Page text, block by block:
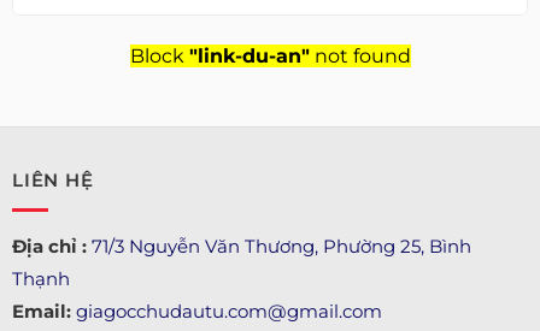
Block "link-du-an"not found
LIÊN HỆ
Địa chỉ : 71/3 Nguyễn Văn Thương, Phường 25, Bình
Thạnh
Email: giagocchudautu.com@gmail.com